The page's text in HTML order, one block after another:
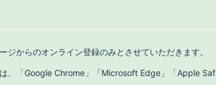
ジからのオンライン登録のみとさせていただきます。
、「Google Chrome」「Microsoft Edge」「Apple